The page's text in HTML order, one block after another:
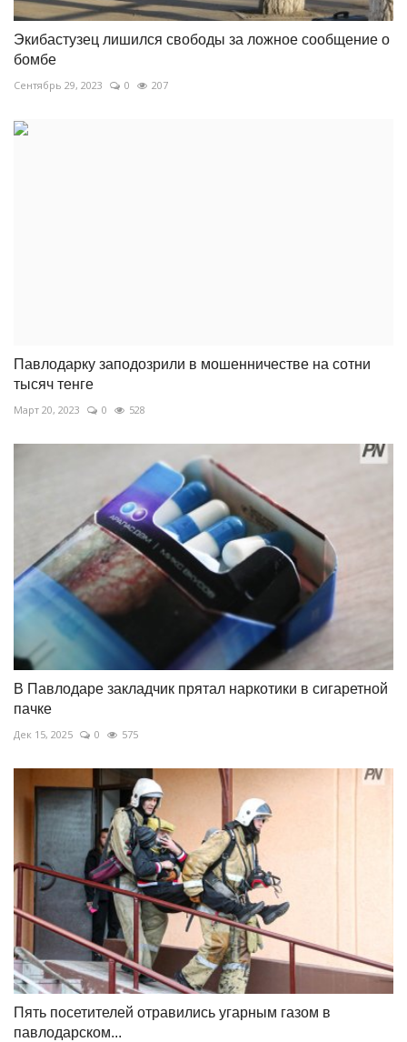
Экибастузец лишился свободы за ложное сообщение о
бомбе
Сентябрь 29, 2023 0 207
Павлодарку заподозрили в мошенничестве на сотни
тысяч тенге
Март 20, 2023 0 528
В Павлодаре закладчик прятал наркотики в сигаретной
пачке
Дек 15, 2025 0 575
Пять посетителей отравились угарным газом в
павлодарском...